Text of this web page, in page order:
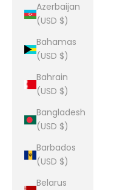
Azerbaijan
(USD $)
Bahamas
(USD $)
Bahrain
(USD $)
Bangladesh
(USD $)
Barbados
(USD $)
Belarus